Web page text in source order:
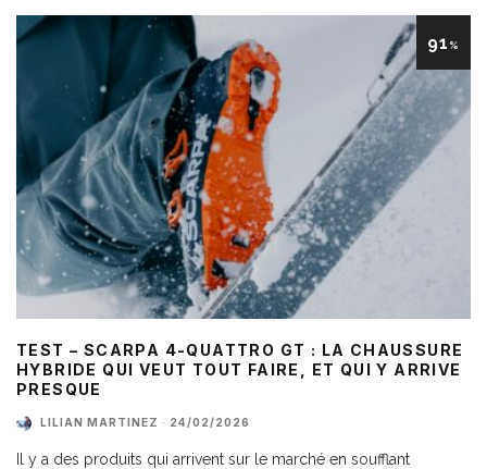
91 %
TEST – SCARPA 4-QUATTRO GT : LA CHAUSSURE
HYBRIDE QUI VEUT TOUT FAIRE, ET QUI Y ARRIVE
PRESQUE
LILIAN MARTINEZ · 24/02/2026
Il y a des produits qui arrivent sur le marché en soufflant